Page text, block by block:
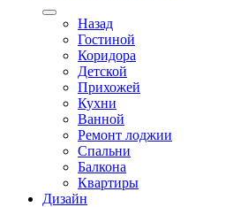
Назад
Гостиной
Коридора
Детской
Прихожей
Кухни
Ванной
Ремонт лоджии
Спальни
Балкона
Квартиры
Дизайн